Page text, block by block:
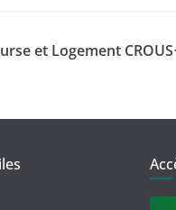
et Logement CROUS